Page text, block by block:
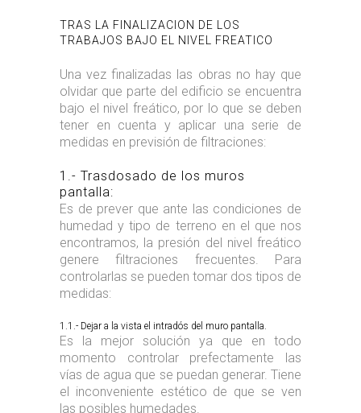
TRAS LA FINALIZACION DE LOS
TRABAJOS BAJO EL NIVEL FREATICO
Una vez finalizadas las obras no hay que
olvidar que parte del edificio se encuentra
bajo el nivel freático, por lo que se deben
tener en cuenta y aplicar una serie de
medidas en previsión de filtraciones:
1.- Trasdosado de los muros
pantalla:
Es de prever que ante las condiciones de
humedad y tipo de terreno en el que nos
encontramos, la presión del nivel freático
genere filtraciones frecuentes. Para
controlarlas se pueden tomar dos tipos de
medidas:
1.1.- Dejar a la vista el intradós del muro pantalla.
Es la mejor solución ya que en todo
momento controlar prefectamente las
vías de agua que se puedan generar. Tiene
el inconveniente estético de que se ven
las posibles humedades.